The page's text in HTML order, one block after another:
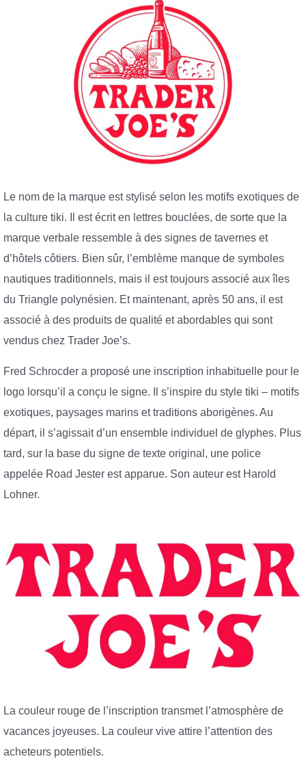
Le nom de la marque est stylisé selon les motifs exotiques de
la culture tiki. Il est écrit en lettres bouclées, de sorte que la
marque verbale ressemble à des signes de tavernes et
d’hôtels côtiers. Bien sûr, l’emblème manque de symboles
nautiques traditionnels, mais il est toujours associé aux îles
du Triangle polynésien. Et maintenant, après 50 ans, il est
associé à des produits de qualité et abordables qui sont
vendus chez Trader Joe’s.
Fred Schrocder a proposé une inscription inhabituelle pour le
logo lorsqu’il a conçu le signe. Il s’inspire du style tiki – motifs
exotiques, paysages marins et traditions aborigènes. Au
départ, il s’agissait d’un ensemble individuel de glyphes. Plus
tard, sur la base du signe de texte original, une police
appelée Road Jester est apparue. Son auteur est Harold
Lohner.
La couleur rouge de l’inscription transmet l’atmosphère de
vacances joyeuses. La couleur vive attire l’attention des
acheteurs potentiels.